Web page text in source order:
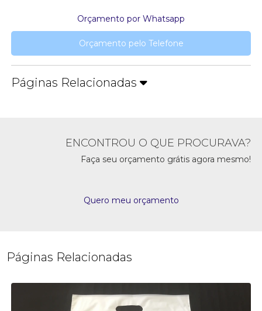
Orçamento por Whatsapp
Orçamento pelo Telefone
Páginas Relacionadas
ENCONTROU O QUE PROCURAVA?
Faça seu orçamento grátis agora mesmo!
Quero meu orçamento
Páginas Relacionadas